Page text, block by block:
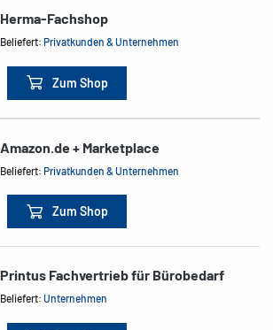
Herma-Fachshop
Beliefert:Privatkunden & Unternehmen
Zum Shop
Amazon.de + Marketplace
Beliefert:Privatkunden & Unternehmen
Zum Shop
Printus Fachvertrieb für Bürobedarf
Beliefert:Unternehmen